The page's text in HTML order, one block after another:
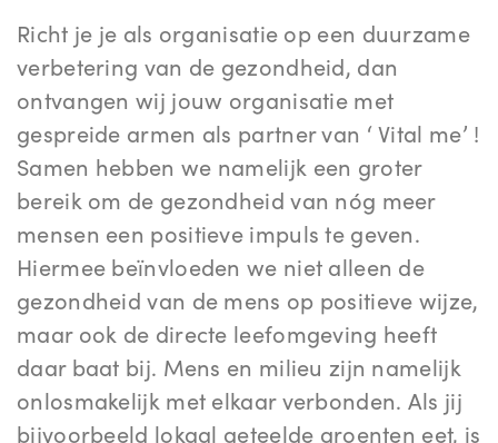
Richt je je als organisatie op een duurzame
verbetering van de gezondheid, dan
ontvangen wij jouw organisatie met
gespreide armen als partner van ‘ Vital me’ !
Samen hebben we namelijk een groter
bereik om de gezondheid van nóg meer
mensen een positieve impuls te geven.
Hiermee beïnvloeden we niet alleen de
gezondheid van de mens op positieve wijze,
maar ook de directe leefomgeving heeft
daar baat bij. Mens en milieu zijn namelijk
onlosmakelijk met elkaar verbonden. Als jij
bijvoorbeeld lokaal geteelde groenten eet, is